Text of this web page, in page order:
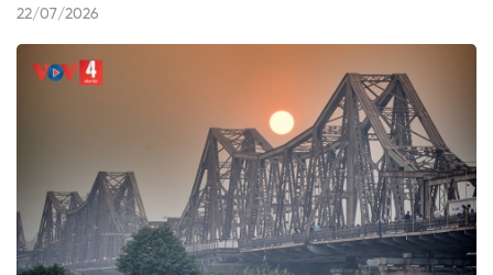
22/07/2026